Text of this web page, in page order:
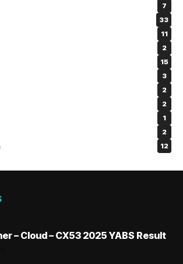
7
33
11
2
15
3
2
2
1
2
12
– Cloud – CX53 2025 YABS Result